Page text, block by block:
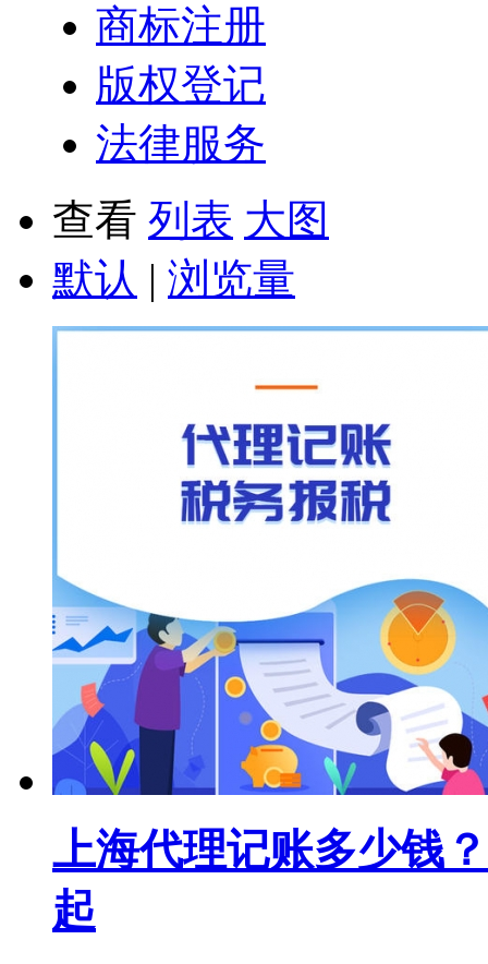
商标注册
版权登记
法律服务
查看 列表 大图
默认 | 浏览量
上海代理记账多少钱
起